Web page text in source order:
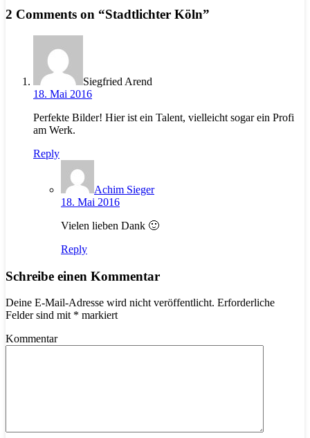
2 Comments on “Stadtlichter Köln”
Siegfried Arend
18. Mai 2016
Perfekte Bilder! Hier ist ein Talent, vielleicht sogar ein Profi
am Werk.
Reply
Achim Sieger
18. Mai 2016
Vielen lieben Dank 🙂
Reply
Schreibe einen Kommentar
Deine E-Mail-Adresse wird nicht veröffentlicht. Erforderliche
Felder sind mit * markiert
Kommentar